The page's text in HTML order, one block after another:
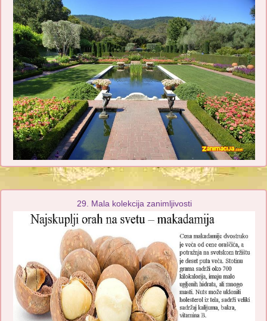
29. Mala kolekcija zanimljivosti